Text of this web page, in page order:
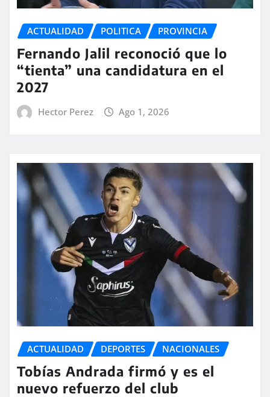
ACTUALIDAD POLITICA PROVINCIA
Fernando Jalil reconoció que lo
“tienta” una candidatura en el
2027
Hector Perez Ago 1, 2026
ACTUALIDAD DEPORTES NACIONALES
Tobías Andrada firmó y es el
nuevo refuerzo del club